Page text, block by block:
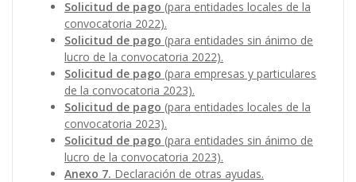
Solicitud de pago (para entidades locales de la
convocatoria 2022).
Solicitud de pago (para entidades sin ánimo de
lucro de la convocatoria 2022).
Solicitud de pago (para empresas y particulares
de la convocatoria 2023).
Solicitud de pago (para entidades locales de la
convocatoria 2023).
Solicitud de pago (para entidades sin ánimo de
lucro de la convocatoria 2023).
Anexo 7. Declaración de otras ayudas.